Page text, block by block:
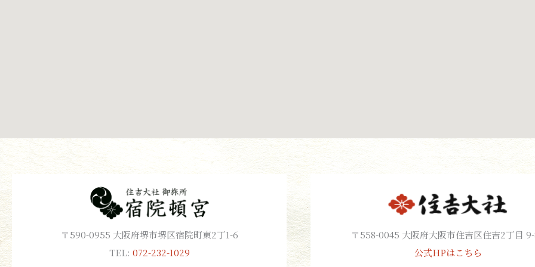
〒590-0955 大阪府堺市堺区宿院町東2丁1-6
TEL: 072-232-1029
〒558-0045 大阪府大阪市住吉区住吉2丁目
公式HPはこちら